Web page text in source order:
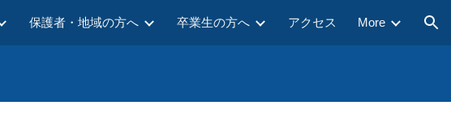
Skip to navigation
保護者・地域の方へ 卒業生の方へ アクセス More